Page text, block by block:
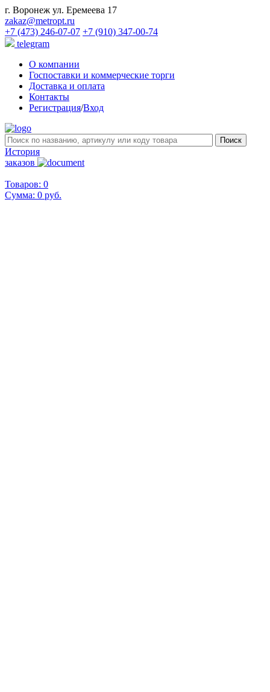
г. Воронеж ул. Еремеева 17
zakaz@metropt.ru
+7 (473) 246-07-07 +7 (910) 347-00-74
telegram
О компании
Госпоставки и коммерческие торги
Доставка и оплата
Контакты
Регистрация/Вход
История
заказов
Товаров: 0
Сумма: 0 руб.